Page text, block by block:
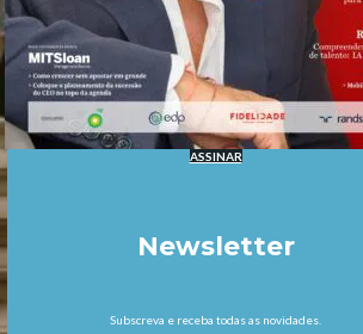
ASSINAR
Newsletter
Subscreva e receba todas as novidades.